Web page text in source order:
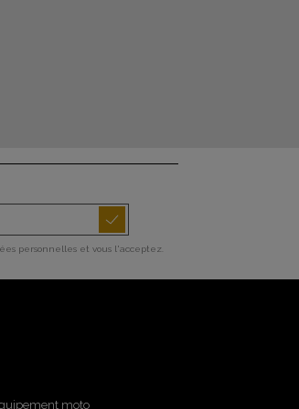
personnelles et vous l'acceptez.
moto